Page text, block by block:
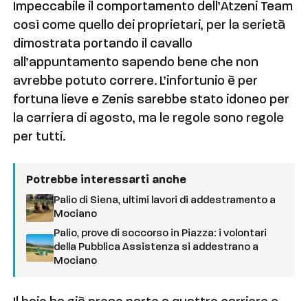
Impeccabile il comportamento dell’Atzeni Team
così come quello dei proprietari, per la serietà
dimostrata portando il cavallo
all’appuntamento sapendo bene che non
avrebbe potuto correre. L’infortunio è per
fortuna lieve e Zenis sarebbe stato idoneo per
la carriera di agosto, ma le regole sono regole
per tutti.
Potrebbe interessarti anche
Palio di Siena, ultimi lavori di addestramento a
Mociano
Palio, prove di soccorso in Piazza: i volontari
della Pubblica Assistenza si addestrano a
Mociano